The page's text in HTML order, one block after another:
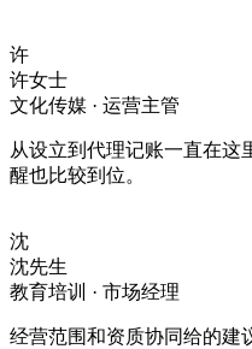
许
许女士
文化传媒 · 运营主管
从设立到代理记账一直在这
醒也比较到位。
沈
沈先生
教育培训 · 市场经理
经营范围和资质协同给的建